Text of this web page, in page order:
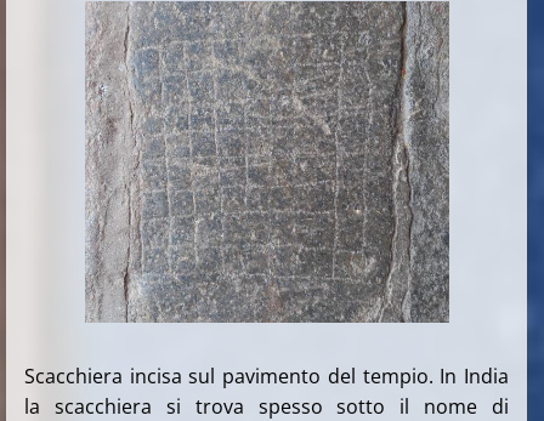
Scacchiera incisa sul pavimento del tempio. In India
la scacchiera si trova spesso sotto il nome di